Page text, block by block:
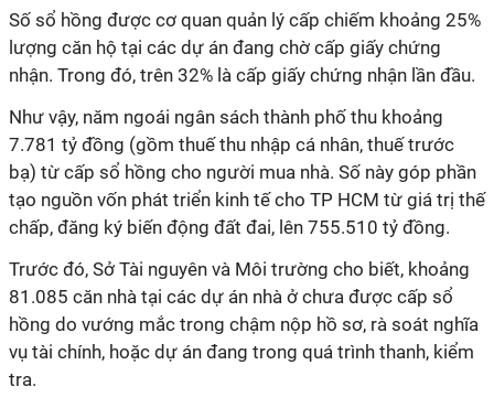
Số sổ hồng được cơ quan quản lý cấp chiếm khoảng 25%
lượng căn hộ tại các dự án đang chờ cấp giấy chứng
nhận. Trong đó, trên 32% là cấp giấy chứng nhận lần đầu.
Như vậy, năm ngoái ngân sách thành phố thu khoảng
7.781 tỷ đồng (gồm thuế thu nhập cá nhân, thuế trước
bạ) từ cấp sổ hồng cho người mua nhà. Số này góp phần
tạo nguồn vốn phát triển kinh tế cho TP HCM từ giá trị thế
chấp, đăng ký biến động đất đai, lên 755.510 tỷ đồng.
Trước đó, Sở Tài nguyên và Môi trường cho biết, khoảng
81.085 căn nhà tại các dự án nhà ở chưa được cấp sổ
hồng do vướng mắc trong chậm nộp hồ sơ, rà soát nghĩa
vụ tài chính, hoặc dự án đang trong quá trình thanh, kiểm
tra.